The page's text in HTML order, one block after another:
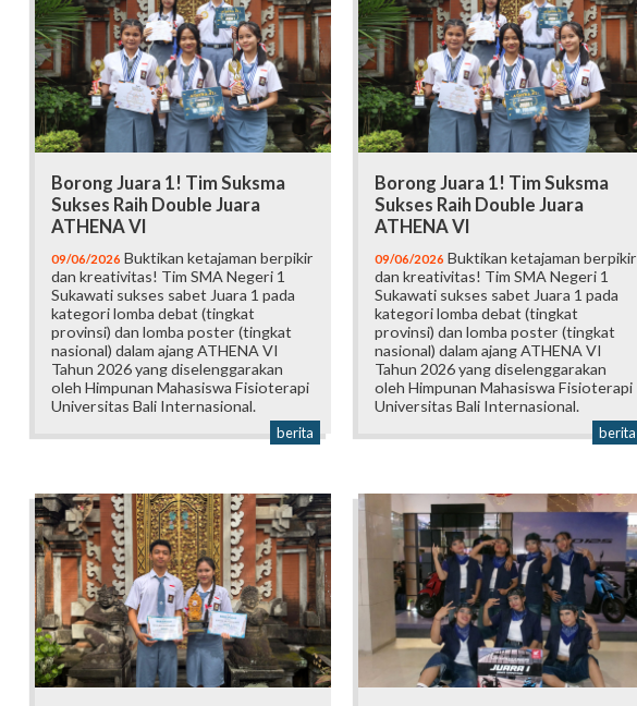
Borong Juara 1! Tim Suksma
Sukses Raih Double Juara
ATHENA VI
09/06/2026 Buktikan ketajaman berpikir
dan kreativitas! Tim SMA Negeri 1
Sukawati sukses sabet Juara 1 pada
kategori lomba debat (tingkat
provinsi) dan lomba poster (tingkat
nasional) dalam ajang ATHENA VI
Tahun 2026 yang diselenggarakan
oleh Himpunan Mahasiswa Fisioterapi
Universitas Bali Internasional.
berita
Borong Juara 1! Tim Suksma
Sukses Raih Double Juara
ATHENA VI
09/06/2026 Buktikan ketajaman berpikir
dan kreativitas! Tim SMA Negeri 1
Sukawati sukses sabet Juara 1 pada
kategori lomba debat (tingkat
provinsi) dan lomba poster (tingkat
nasional) dalam ajang ATHENA VI
Tahun 2026 yang diselenggarakan
oleh Himpunan Mahasiswa Fisioterapi
Universitas Bali Internasional.
berita